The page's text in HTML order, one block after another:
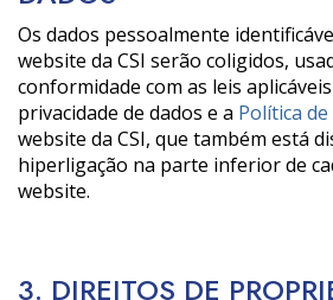
Os dados pessoalmente
website da CSI serão coligidos,
conformidade com as leis
privacidade de dados e a Política
website da CSI, que também está
hiperligação na parte inferior de
website.
3. DIREITOS DE